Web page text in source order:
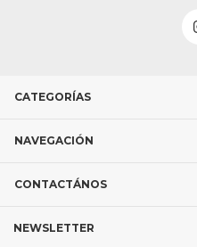
CATEGORÍAS
NAVEGACIÓN
CONTACTÁNOS
NEWSLETTER